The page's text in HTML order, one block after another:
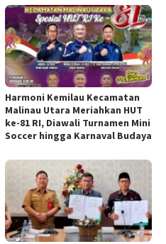
Harmoni Kemilau Kecamatan
Malinau Utara Meriahkan HUT
ke-81 RI, Diawali Turnamen Mini
Soccer hingga Karnaval Budaya